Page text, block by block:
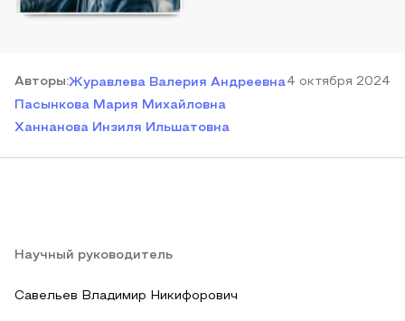
Авторы:Журавлева Валерия Андреевна
Пасынкова Мария Михайловна
Ханнанова Инзиля Ильшатовна
4 октября 2024
Научный руководитель
Савельев Владимир Никифорович